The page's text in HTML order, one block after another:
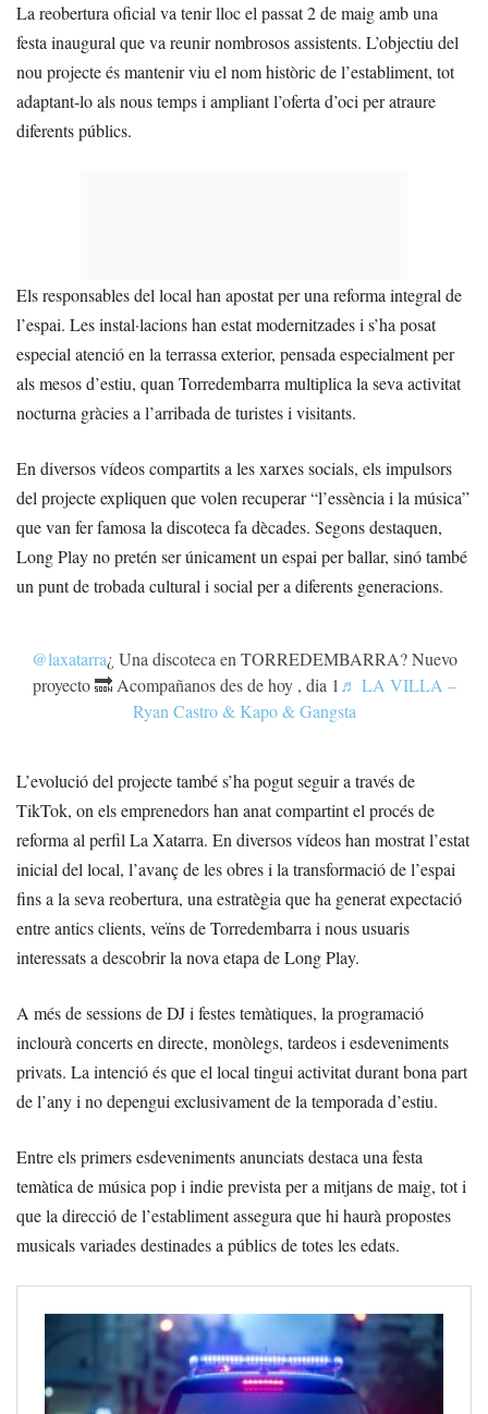
La reobertura oficial va tenir lloc el passat 2 de maig amb una
festa inaugural que va reunir nombrosos assistents. L’objectiu del
nou projecte és mantenir viu el nom històric de l’establiment, tot
adaptant-lo als nous temps i ampliant l’oferta d’oci per atraure
diferents públics.
Els responsables del local han apostat per una reforma integral de
l’espai. Les instal·lacions han estat modernitzades i s’ha posat
especial atenció en la terrassa exterior, pensada especialment per
als mesos d’estiu, quan Torredembarra multiplica la seva activitat
nocturna gràcies a l’arribada de turistes i visitants.
En diversos vídeos compartits a les xarxes socials, els impulsors
del projecte expliquen que volen recuperar “l’essència i la música”
que van fer famosa la discoteca fa dècades. Segons destaquen,
Long Play no pretén ser únicament un espai per ballar, sinó també
un punt de trobada cultural i social per a diferents generacions.
@laxatarra¿ Una discoteca en TORREDEMBARRA? Nuevo
proyecto 🔜 Acompañanos des de hoy , dia 1 ♬ LA VILLA –
Ryan Castro & Kapo & Gangsta
L’evolució del projecte també s’ha pogut seguir a través de
TikTok, on els emprenedors han anat compartint el procés de
reforma al perfil La Xatarra. En diversos vídeos han mostrat l’estat
inicial del local, l’avanç de les obres i la transformació de l’espai
fins a la seva reobertura, una estratègia que ha generat expectació
entre antics clients, veïns de Torredembarra i nous usuaris
interessats a descobrir la nova etapa de Long Play.
A més de sessions de DJ i festes temàtiques, la programació
inclourà concerts en directe, monòlegs, tardeos i esdeveniments
privats. La intenció és que el local tingui activitat durant bona part
de l’any i no depengui exclusivament de la temporada d’estiu.
Entre els primers esdeveniments anunciats destaca una festa
temàtica de música pop i indie prevista per a mitjans de maig, tot i
que la direcció de l’establiment assegura que hi haurà propostes
musicals variades destinades a públics de totes les edats.